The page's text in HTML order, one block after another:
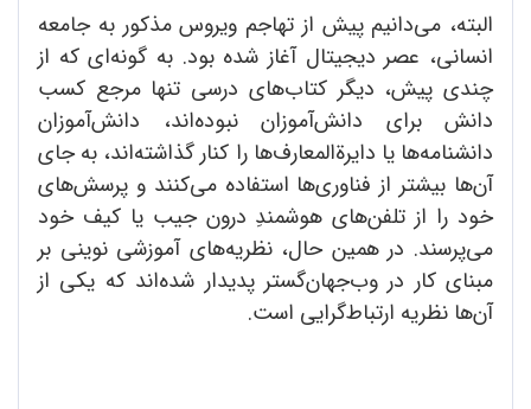
البته، می‌دانیم پیش از تهاجم ویروس مذکور به جامعه
انسانی، عصر دیجیتال آغاز شده بود. به گونه‌ای که از
چندی پیش، دیگر کتاب‌های درسی تنها مرجع کسب
دانش برای دانش‌آموزان نبوده‌اند، دانش‌آموزان
دانشنامه‌ها یا دایرةالمعارف‌ها را کنار گذاشته‌اند، به جای
آن‌ها بیشتر از فناوری‌ها استفاده می‌کنند و پرسش‌های
خود را از تلفن‌های هوشمندِ درون جیب یا کیف خود
می‌پرسند. در همین حال، نظریه‌های آموزشی نوینی بر
مبنای کار در وب‌جهان‌گستر پدیدار شده‌اند که یکی از
آن‌ها نظریه ارتباط‌گرایی است.